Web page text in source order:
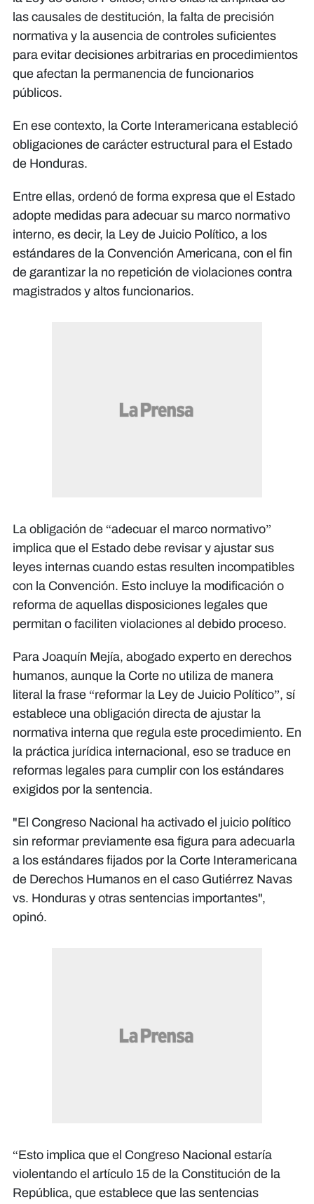
las causales de destitución, la falta de precisión
normativa y la ausencia de controles suficientes
para evitar decisiones arbitrarias en procedimientos
que afectan la permanencia de funcionarios
públicos.
En ese contexto, la Corte Interamericana estableció
obligaciones de carácter estructural para el Estado
de Honduras.
Entre ellas, ordenó de forma expresa que el Estado
adopte medidas para adecuar su marco normativo
interno, es decir, la Ley de Juicio Político, a los
estándares de la Convención Americana, con el fin
de garantizar la no repetición de violaciones contra
magistrados y altos funcionarios.
La obligación de “adecuar el marco normativo”
implica que el Estado debe revisar y ajustar sus
leyes internas cuando estas resulten incompatibles
con la Convención. Esto incluye la modificación o
reforma de aquellas disposiciones legales que
permitan o faciliten violaciones al debido proceso.
Para Joaquín Mejía, abogado experto en derechos
humanos, aunque la Corte no utiliza de manera
literal la frase “reformar la Ley de Juicio Político”, sí
establece una obligación directa de ajustar la
normativa interna que regula este procedimiento. En
la práctica jurídica internacional, eso se traduce en
reformas legales para cumplir con los estándares
exigidos por la sentencia.
"El Congreso Nacional ha activado el juicio político
sin reformar previamente esa figura para adecuarla
a los estándares fijados por la Corte Interamericana
de Derechos Humanos en el caso Gutiérrez Navas
vs. Honduras y otras sentencias importantes",
opinó.
“Esto implica que el Congreso Nacional estaría
violentando el artículo 15 de la Constitución de la
República, que establece que las sentencias